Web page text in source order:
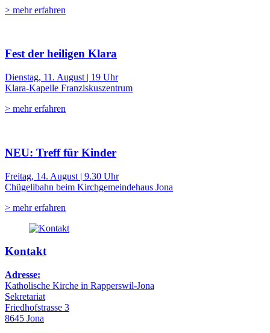
> mehr erfahren
Fest der heiligen Klara
Dienstag, 11. August | 19 Uhr
Klara-Kapelle Franziskuszentrum
> mehr erfahren
NEU: Treff für Kinder
Freitag, 14. August | 9.30 Uhr
Chügelibahn beim Kirchgemeindehaus Jona
> mehr erfahren
Kontakt
Adresse:
Katholische Kirche in Rapperswil-Jona
Sekretariat
Friedhofstrasse 3
8645 Jona